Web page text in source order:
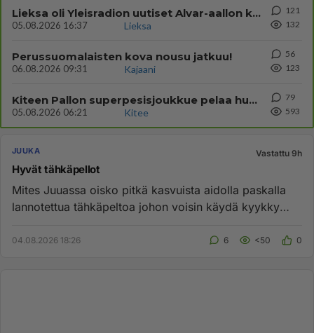
Lieksa oli Yleisradion uutiset Alvar-aallon kylä myynnissä?
05.08.2026 16:37 Lieksa
121
132
Perussuomalaisten kova nousu jatkuu!
06.08.2026 09:31 Kajaani
56
123
Kiteen Pallon superpesisjoukkue pelaa huumeiden vaikutuksen alaisena
05.08.2026 06:21 Kitee
79
593
JUUKA Vastattu 9h
Hyvät tähkäpellot
Mites Juuassa oisko pitkä kasvuista aidolla paskalla
lannotettua tähkäpeltoa johon voisin käydä kyykky
04.08.2026 18:26 6 <50 0